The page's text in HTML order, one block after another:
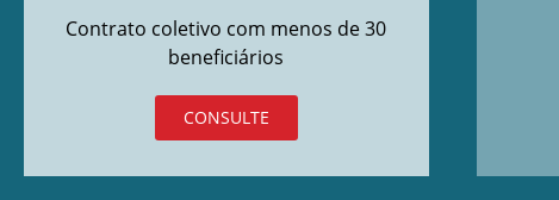
Contrato coletivo com menos de 30
beneficiários
CONSULTE